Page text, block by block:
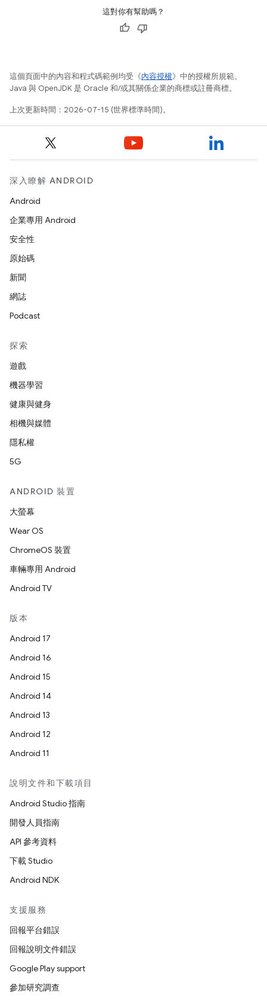
這對你有幫助嗎？
這個頁面中的內容和程式碼範例均受《內容授權》中的授權所規範。
Java 與 OpenJDK 是 Oracle 和/或其關係企業的商標或註冊商標。
上次更新時間：2026-07-15 (世界標準時間)。
深入瞭解 ANDROID
Android
企業專用 Android
安全性
原始碼
新聞
網誌
Podcast
探索
遊戲
機器學習
健康與健身
相機與媒體
隱私權
5G
ANDROID 裝置
大螢幕
Wear OS
ChromeOS 裝置
車輛專用 Android
Android TV
版本
Android 17
Android 16
Android 15
Android 14
Android 13
Android 12
Android 11
說明文件和下載項目
Android Studio 指南
開發人員指南
API 參考資料
下載 Studio
Android NDK
支援服務
回報平台錯誤
回報說明文件錯誤
Google Play support
參加研究調查